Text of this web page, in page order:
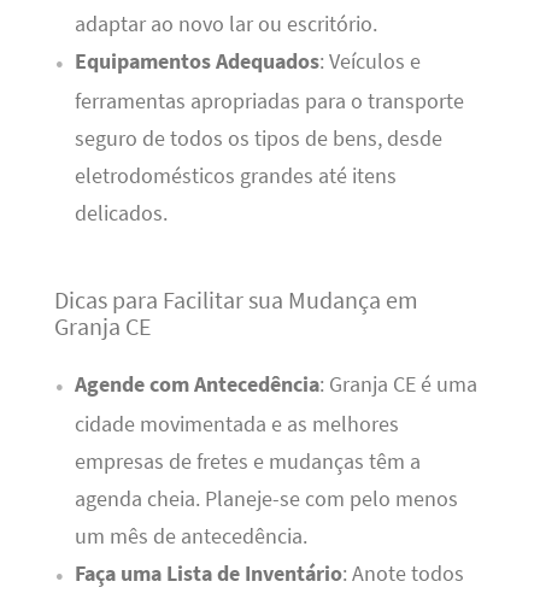
adaptar ao novo lar ou escritório.
Equipamentos Adequados: Veículos e
ferramentas apropriadas para o transporte
seguro de todos os tipos de bens, desde
eletrodomésticos grandes até itens
delicados.
Dicas para Facilitar sua Mudança em
Granja CE
Agende com Antecedência: Granja CE é uma
cidade movimentada e as melhores
empresas de fretes e mudanças têm a
agenda cheia. Planeje-se com pelo menos
um mês de antecedência.
Faça uma Lista de Inventário: Anote todos